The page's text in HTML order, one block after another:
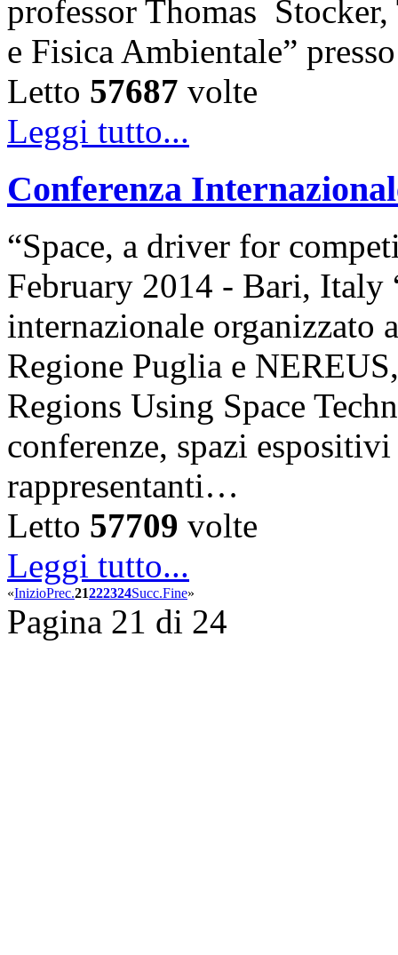
professor Thomas
e Fisica Ambientale”
Letto 57687 volte
Leggi tutto...
Conferenza
“Space, a driver for
February 2014 - Bari, Italy
internazionale organizzato
Regione Puglia e
Regions Using Space
conferenze, spazi
rappresentanti…
Letto 57709 volte
Leggi tutto...
«InizioPrec.21222324Succ.Fine»
Pagina 21 di 24